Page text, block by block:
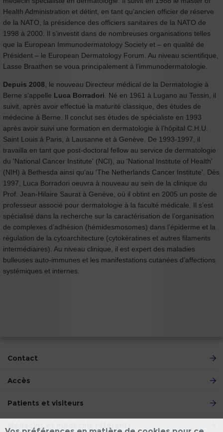
Health Administration et détint, en tant qu’ancien officier de réserve
de la NATO, la présidence des officiers sanitaires de la NATO de
1998 à 2000. Il s’investit dans de nombreuses organisations telles
que la European Immunodermatology Society et – en qualité de
Président – le European Dermatology Forum. Au niveau scientifique,
Lasse Braathen se voua principalement à l’immunodermatologie.
Depuis 2008 , le nouveau Directeur médical de la Dermatologie à
Berne s’appelle Luca Borradori . Né en 1961 à Lugano au Tessin, il
suivit, après avoir effectué la maturité classique, des études de
médecine à Berne. Il conclut ses études de spécialiste en 1993
après avoir suivi une formation en dermatologie à l’hôpital C.H.U.
Saint Louis à Paris, à Lausanne et à Genève. De 1993-1997, il
travailla en tant que post-doctoral fellow au service de dermatologie
du 'National Cancer Institute' (NCI), au 'National Institute of Health'
(NIH) à Bethesda ainsi qu’au 'The Netherlands Cancer Institute'. Dès
1997, Luca Borradori oeuvra à nouveau au sein de la clinique du
Prof. Jean-Hilaire Saurat à Genève, où il obtint en 2005 un poste de
professeur associé pour dermatologie à la faculté médicale. Il s’est
spécialisé dans la recherche sur la caractérisation de l’organisation
de complexes d’adhésion (hémidesmosomes) dans l’épiderme et la
régulation de la cytoarchitecture (cytokératines et autres filaments
intermédiaires). Au niveau clinique, il est expert des maladies
bulleuses auto-immunes et les manifestations cutanées d’affections
systémiques et internes.
Contact
Accès
Patients et visiteurs
Médecins et médecins référents